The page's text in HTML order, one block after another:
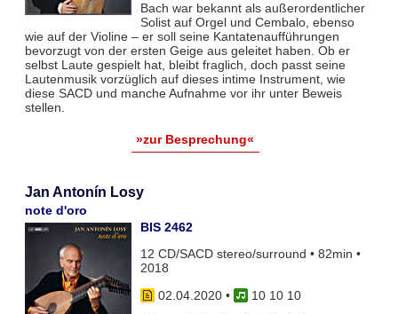
Bach war bekannt als außerordentlicher
Solist auf Orgel und Cembalo, ebenso
wie auf der Violine – er soll seine Kantatenaufführungen
bevorzugt von der ersten Geige aus geleitet haben. Ob er
selbst Laute gespielt hat, bleibt fraglich, doch passt seine
Lautenmusik vorzüglich auf dieses intime Instrument, wie
diese SACD und manche Aufnahme vor ihr unter Beweis
stellen.
»zur Besprechung«
Jan Antonín Losy
note d'oro
BIS 2462
12 CD/SACD stereo/surround • 82min •
2018
02.04.2020•
10 10 10